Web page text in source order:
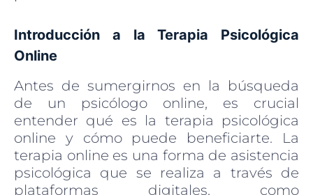
Introducción a la Terapia Psicológica
Online
Antes de sumergirnos en la búsqueda
de un psicólogo online, es crucial
entender qué es la terapia psicológica
online y cómo puede beneficiarte. La
terapia online es una forma de asistencia
psicológica que se realiza a través de
plataformas digitales, como